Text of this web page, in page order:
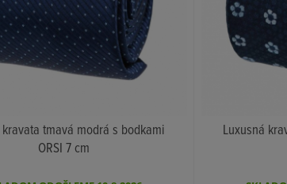
KÚPIŤ
kravata tmavá modrá s bodkami
ORSI 7 cm
Luxusná